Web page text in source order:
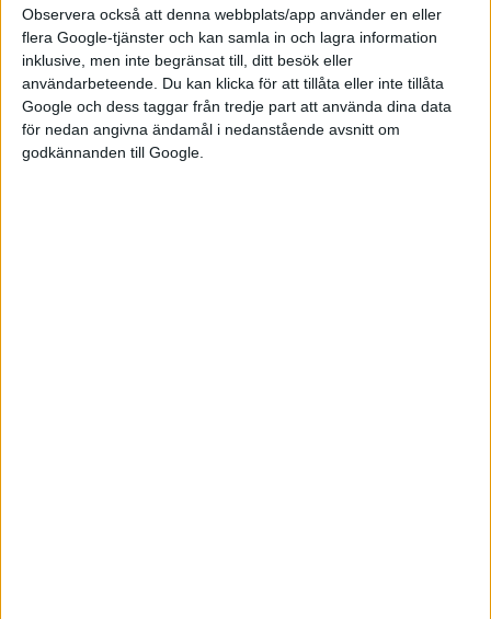
Observera också att denna webbplats/app använder en eller
flera Google-tjänster och kan samla in och lagra information
inklusive, men inte begränsat till, ditt besök eller
användarbeteende. Du kan klicka för att tillåta eller inte tillåta
Google och dess taggar från tredje part att använda dina data
för nedan angivna ändamål i nedanstående avsnitt om
godkännanden till Google.